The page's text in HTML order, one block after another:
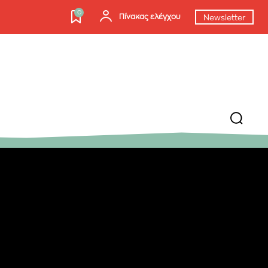
0
Πίνακας ελέγχου Newsletter